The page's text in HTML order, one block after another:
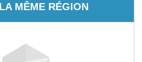
MÊME RÉGION